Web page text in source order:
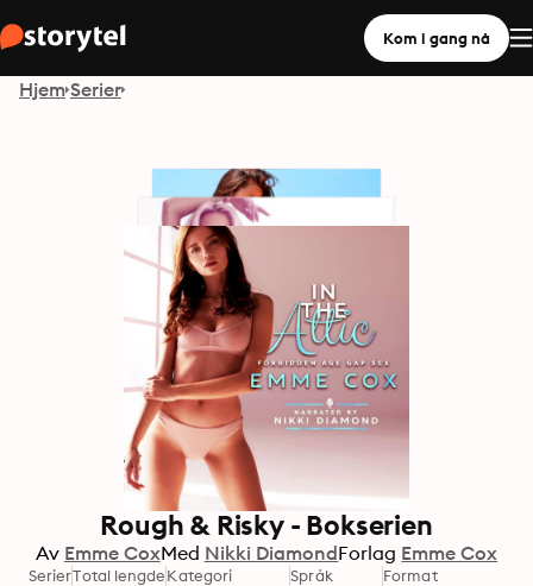
Kom i gang nå
Hjem Serier
Rough & Risky - Bokserien
Av Emme CoxMed Nikki DiamondForlag Emme Cox
SerierTotal lengdeKategori Språk Format